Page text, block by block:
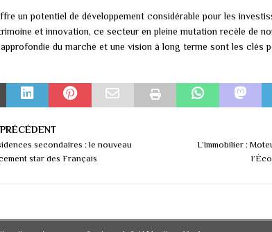
un potentiel de développement considérable pour les
et innovation, ce secteur en pleine mutation recèle de
du marché et une vision à long terme sont les clés
PRÉCÉDENT
secondaires : le nouveau
star des Français
L’Immobilier :